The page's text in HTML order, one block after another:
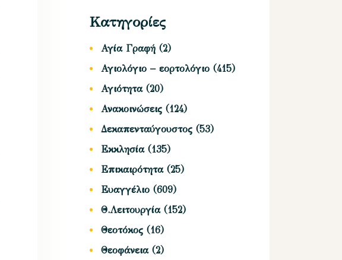
Κατηγορίες
Αγία Γραφή (2)
Αγιολόγιο – εορτολόγιο (415)
Αγιότητα(20)
Ανακοινώσεις (124)
Δεκαπενταύγουστος (53)
Εκκλησία(135)
Επικαιρότητα(25)
Ευαγγέλιο (609)
Θ.Λειτουργία(152)
Θεοτόκος (16)
Θεοφάνεια(2)